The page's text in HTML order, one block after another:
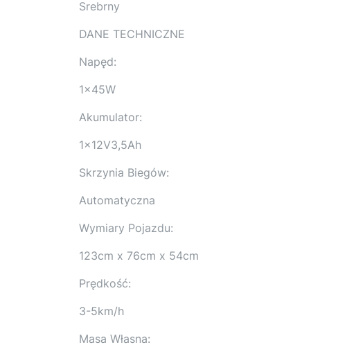
Srebrny
DANE TECHNICZNE
Napęd:
1x45W
Akumulator:
1x12V3,5Ah
Skrzynia Biegów:
Automatyczna
Wymiary Pojazdu:
123cm x 76cm x 54cm
Prędkość:
3-5km/h
Masa Własna: